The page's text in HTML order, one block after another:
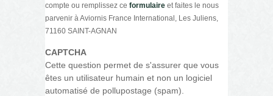
compte ou remplissez ce formulaire et faites le nous
parvenir à Aviornis France International, Les Juliens,
71160 SAINT-AGNAN
CAPTCHA
Cette question permet de s'assurer que vous
êtes un utilisateur humain et non un logiciel
automatisé de pollupostage (spam).